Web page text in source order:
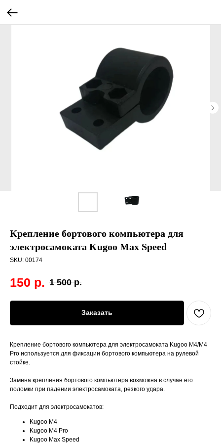
Крепление бортового компьютера для
электросамоката Kugoo Max Speed
SKU: 00174
150 р. 1 500 р.
Заказать
Крепление бортового компьютера для электросамоката Kugoo M4/M4
Pro используется для фиксации бортового компьютера на рулевой
стойке.
Замена крепления бортового компьютера возможна в случае его
поломки при падении электросамоката, резкого удара.
Подходит для электросамокатов:
Kugoo M4
Kugoo M4 Pro
Kugoo Max Speed